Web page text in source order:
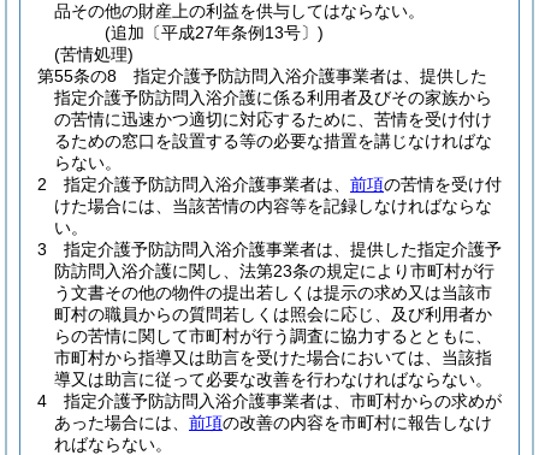
品その他の財産上の利益を供与してはならない。
(追加〔平成27年条例13号〕)
(苦情処理)
第55条の8
指定介護予防訪問入浴介護事業者は、提供した
指定介護予防訪問入浴介護に係る利用者及びその家族から
の苦情に迅速かつ適切に対応するために、苦情を受け付け
るための窓口を設置する等の必要な措置を講じなければな
らない。
2
指定介護予防訪問入浴介護事業者は、 前項の苦情を受け付
けた場合には、当該苦情の内容等を記録しなければならな
い。
3
指定介護予防訪問入浴介護事業者は、提供した指定介護予
防訪問入浴介護に関し、法第23条の規定により市町村が行
う文書その他の物件の提出若しくは提示の求め又は当該市
町村の職員からの質問若しくは照会に応じ、及び利用者か
らの苦情に関して市町村が行う調査に協力するとともに、
市町村から指導又は助言を受けた場合においては、当該指
導又は助言に従って必要な改善を行わなければならない。
4
指定介護予防訪問入浴介護事業者は、市町村からの求めが
あった場合には、 前項の改善の内容を市町村に報告しなけ
ればならない。